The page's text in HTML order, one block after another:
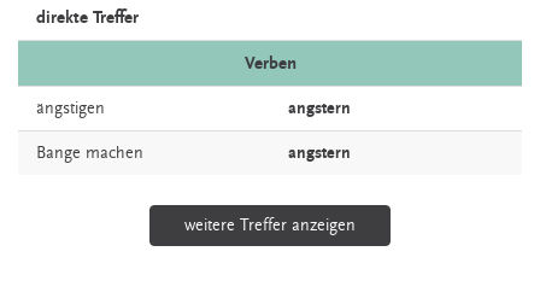
direkte Treffer
Verben
ängstigen angstern
Bange machen angstern
weitere Treffer anzeigen